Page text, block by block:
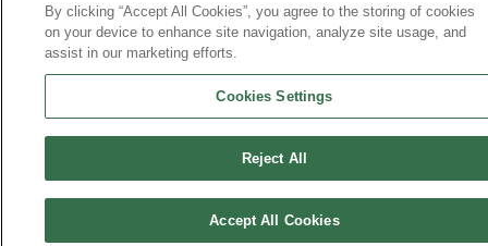
By clicking “Accept All Cookies”, you agree to the storing of cookies
on your device to enhance site navigation, analyze site usage, and
assist in our marketing efforts.
Cookies Settings
Reject All
Accept All Cookies